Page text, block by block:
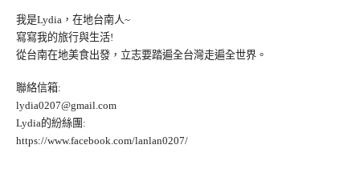
我是Lydia，在地台南人~
寫寫我的旅行與生活!
從台南在地美食出發，立志要踏遍全台灣走遍全世界。
聯絡信箱:
lydia0207@gmail.com
Lydia的紛絲團:
https://www.facebook.com/lanlan0207/